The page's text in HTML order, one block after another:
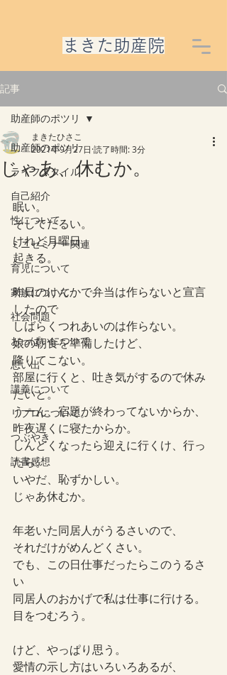
​まきた助産院
記事
助産師のポツリ
ライフスタイル
自己紹介
性について
ミニセミナー関連
育児について
家族について
社会問題
おっぱいについて
思い出
講義について
リプロについて。
つぶやき
読書感想
助産師のポツリ
じゃあ、休むか。
まきたひさこ
2021年9月27日 読了時間: 3分
眠い。
そしてだるい。
けれど月曜日。
起きる。
昨日のけんかで弁当は作らないと宣言
したので
しばらくつれあいのは作らない。
娘の朝食を準備したけど、
降りてこない。
部屋に行くと、吐き気がするので休み
たいと。
うーん、宿題が終わってないからか、
昨夜遅くに寝たからか。
しんどくなったら迎えに行くけ、行っ
たら。
いやだ、恥ずかしい。
じゃあ休むか。
年老いた同居人がうるさいので、
それだけがめんどくさい。
でも、この日仕事だったらこのうるさ
い
同居人のおかげで私は仕事に行ける。
目をつむろう。
けど、やっぱり思う。
愛情の示し方はいろいろあるが、